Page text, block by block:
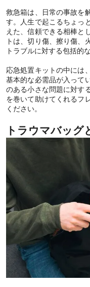
救急箱は、日常の事故を
す。人生で起こるちょっ
えた、信頼できる相棒と
トは、切り傷、擦り傷、
トラブルに対する包括的
応急処置キットの中には
基本的な必需品が入って
のある小さな問題に対す
を巻いて助けてくれるフ
ください。
トラウマバッグ